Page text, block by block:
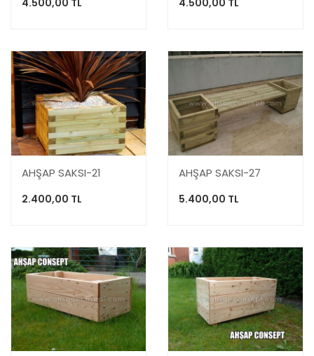
AHŞAP SAKSI-21
2.400,00 TL
AHŞAP SAKSI-27
5.400,00 TL